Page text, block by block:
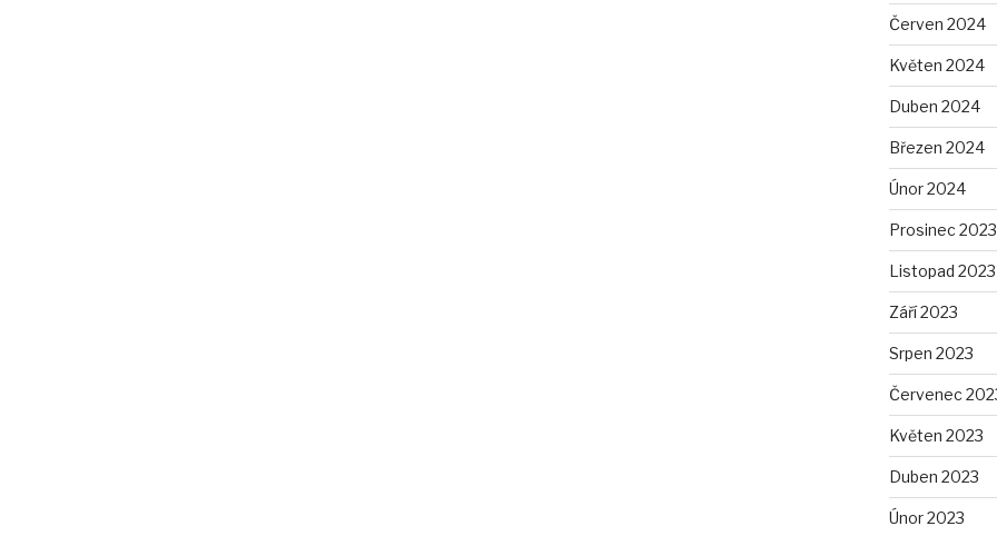
Červen 2024
Květen 2024
Duben 2024
Březen 2024
Únor 2024
Prosinec 2023
Listopad 2023
Září 2023
Srpen 2023
Červenec
Květen 2023
Duben 2023
Únor 2023